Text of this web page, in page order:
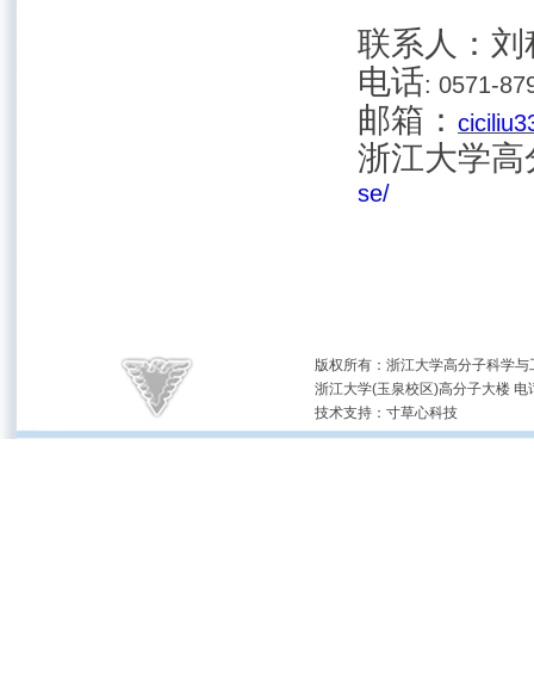
联系人：刘
电话: 0571-
邮箱：
浙江大学
se/
版权所有：浙江大学高分子科
浙江大学(玉泉校区)高分子大楼
技术支持： 寸草心科技